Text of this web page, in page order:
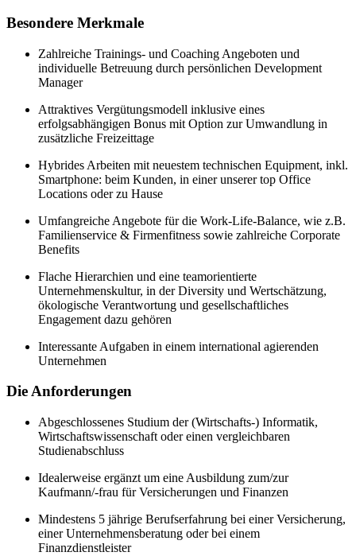
Besondere Merkmale
Zahlreiche Trainings- und Coaching Angeboten und
individuelle Betreuung durch persönlichen Development
Manager
Attraktives Vergütungsmodell inklusive eines
erfolgsabhängigen Bonus mit Option zur Umwandlung in
zusätzliche Freizeittage
Hybrides Arbeiten mit neuestem technischen Equipment, inkl.
Smartphone: beim Kunden, in einer unserer top Office
Locations oder zu Hause
Umfangreiche Angebote für die Work-Life-Balance, wie z.B.
Familienservice & Firmenfitness sowie zahlreiche Corporate
Benefits
Flache Hierarchien und eine teamorientierte
Unternehmenskultur, in der Diversity und Wertschätzung,
ökologische Verantwortung und gesellschaftliches
Engagement dazu gehören
Interessante Aufgaben in einem international agierenden
Unternehmen
Die Anforderungen
Abgeschlossenes Studium der (Wirtschafts-) Informatik,
Wirtschaftswissenschaft oder einen vergleichbaren
Studienabschluss
Idealerweise ergänzt um eine Ausbildung zum/zur
Kaufmann/-frau für Versicherungen und Finanzen
Mindestens 5 jährige Berufserfahrung bei einer Versicherung,
einer Unternehmensberatung oder bei einem
Finanzdienstleister